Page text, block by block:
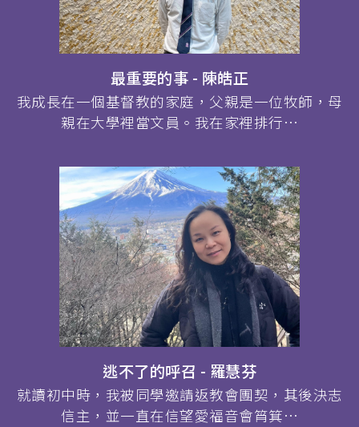
最重要的事 - 陳皓正
我成長在一個基督教的家庭，父親是一位牧師，母
親在大學裡當文員。我在家裡排行…
逃不了的呼召 - 羅慧芬
就讀初中時，我被同學邀請返教會團契，其後決志
信主，並一直在信望愛福音會筲箕…